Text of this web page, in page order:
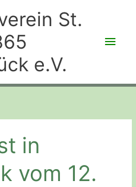
St.
e.V.
in
vom 12.